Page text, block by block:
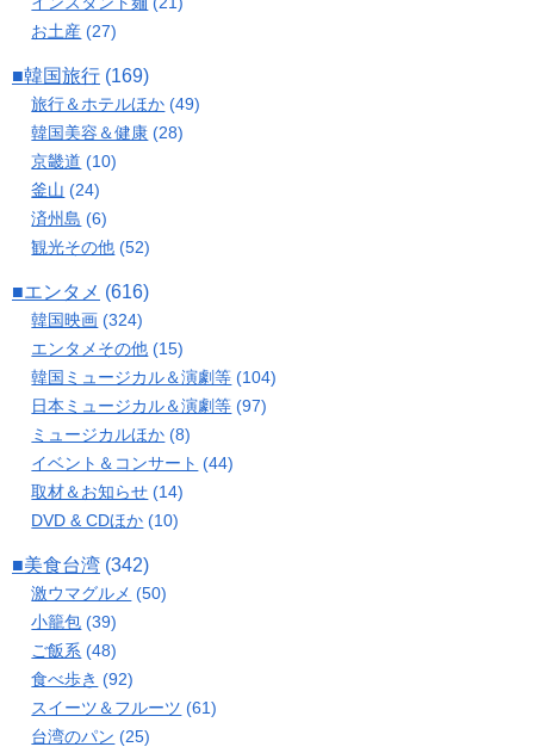
お土産 (27)
■韓国旅行 (169)
旅行＆ホテルほか (49)
韓国美容＆健康 (28)
京畿道 (10)
釜山 (24)
済州島 (6)
観光その他 (52)
■エンタメ (616)
韓国映画 (324)
エンタメその他 (15)
韓国ミュージカル＆演劇等 (104)
日本ミュージカル＆演劇等 (97)
ミュージカルほか (8)
イベント＆コンサート (44)
取材＆お知らせ (14)
DVD & CDほか (10)
■美食台湾 (342)
激ウマグルメ (50)
小籠包 (39)
ご飯系 (48)
食べ歩き (92)
スイーツ＆フルーツ (61)
台湾のパン (25)